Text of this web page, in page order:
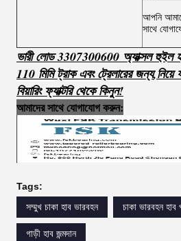
আপনি
সাথে
ভারী লোড 3307300600 অ্যাক্সল হুইল
110 মিমি ট্রাক এবং ট্রেলারের জন্য,নিয়ে
বিয়ারিং ফ্যাক্টরি থেকে কিনুন!
আমাদের সাথে যোগাযোগ করুন:
Tags:
সম্মুখ চাকা হাব ভারবহন
চাকা ভারবহন হাব
গাড়ী হাব জন্মদান